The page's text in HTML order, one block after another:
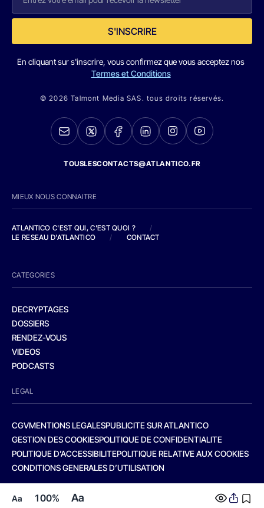
Aa 100% Aa
S'INSCRIRE
En cliquant sur s'inscrire, vous confirmez que vous acceptez nos
Termes et Conditions
© 2026 Talmont Media SAS. tous droits réservés.
TOUSLESCONTACTS@ATLANTICO.FR
MIEUX NOUS CONNAITRE
ATLANTICO C'EST QUI, C'EST QUOI ?
/
LE RESEAU D'ATLANTICO
/ CONTACT
CATEGORIES
DECRYPTAGES
DOSSIERS
RENDEZ-VOUS
VIDEOS
PODCASTS
LEGAL
CGVMENTIONS LEGALESPUBLICITE SUR ATLANTICO
GESTION DES COOKIESPOLITIQUE DE CONFIDENTIALITE
POLITIQUE D’ACCESSIBILITEPOLITIQUE RELATIVE AUX COOKIES
CONDITIONS GENERALES D’UTILISATION